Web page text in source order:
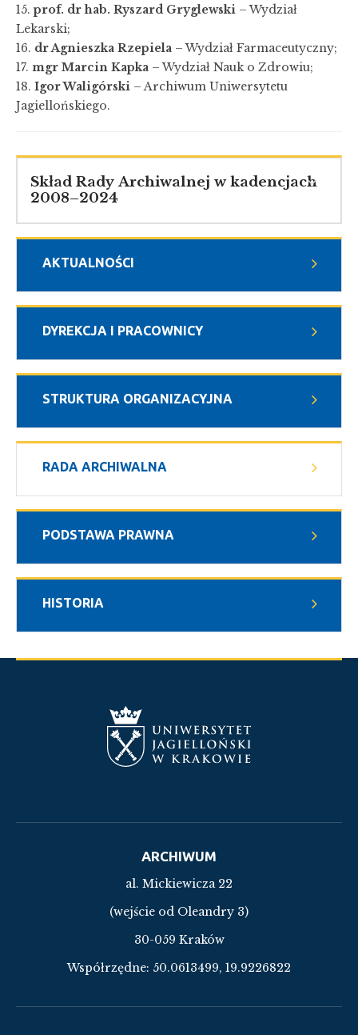
AKTUALNOŚCI
DYREKCJA I PRACOWNICY
STRUKTURA ORGANIZACYJNA
RADA ARCHIWALNA
PODSTAWA PRAWNA
HISTORIA
15. prof. dr hab. Ryszard Gryglewski – Wydział
Lekarski;
16. dr Agnieszka Rzepiela – Wydział Farmaceutyczny;
17. mgr Marcin Kapka – Wydział Nauk o Zdrowiu;
18. Igor Waligórski – Archiwum Uniwersytetu
Jagiellońskiego.
Skład Rady Archiwalnej w kadencjach
2008–2024
ARCHIWUM
al. Mickiewicza 22
(wejście od Oleandry 3)
30-059 Kraków
Współrzędne: 50.0613499, 19.9226822